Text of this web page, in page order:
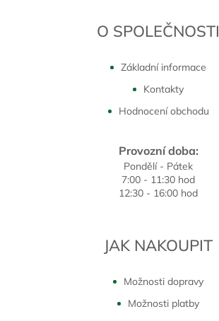
O SPOLEČNOSTI
Základní informace
Kontakty
Hodnocení obchodu
Provozní doba:
Pondělí - Pátek
7:00 - 11:30 hod
12:30 - 16:00 hod
JAK NAKOUPIT
Možnosti dopravy
Možnosti platby